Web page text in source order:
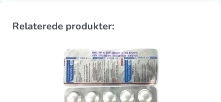
Relaterede produkter: